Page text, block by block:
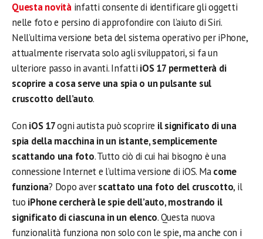
Questa novitàinfatti consente di identificare gli oggetti
nelle foto e persino di approfondire con l’aiuto di Siri.
Nell’ultima versione beta del sistema operativo per iPhone,
attualmente riservata solo agli sviluppatori, si fa un
ulteriore passo in avanti. Infatti iOS 17 permetterà di
scoprire a cosa serve una spia o un pulsante sul
cruscotto dell’auto.
Con iOS 17ogni autista può scoprire il significato di una
spia della macchina in un istante, semplicemente
scattando una foto. Tutto ciò di cui hai bisogno è una
connessione Internet e l’ultima versione di iOS. Macome
funziona? Dopo averscattato una foto del cruscotto, il
tuo iPhone cercherà le spie dell’auto,mostrando il
significato di ciascuna in un elenco. Questa nuova
funzionalità funziona non solo con le spie, ma anche con i